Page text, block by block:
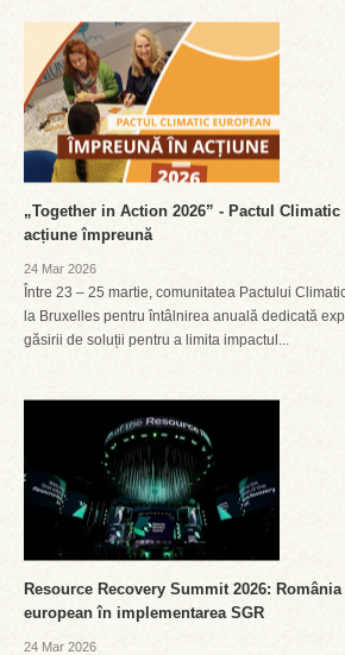
„Together in Action 2026” - Pactul
acțiune împreună
24 Mar 2026
Între 23 – 25 martie, comunitatea Pactului
la Bruxelles pentru întâlnirea anuală dedicată
găsirii de soluții pentru a limita impactul...
Resource Recovery Summit 2026:
european în implementarea SGR
24 Mar 2026